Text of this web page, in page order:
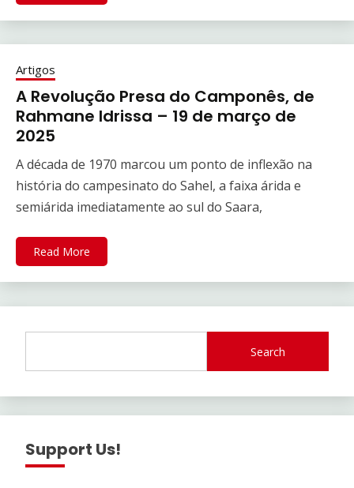
Artigos
A Revolução Presa do Camponês, de
Rahmane Idrissa – 19 de março de
2025
A década de 1970 marcou um ponto de inflexão na
história do campesinato do Sahel, a faixa árida e
semiárida imediatamente ao sul do Saara,
Read More
Search
Support Us!